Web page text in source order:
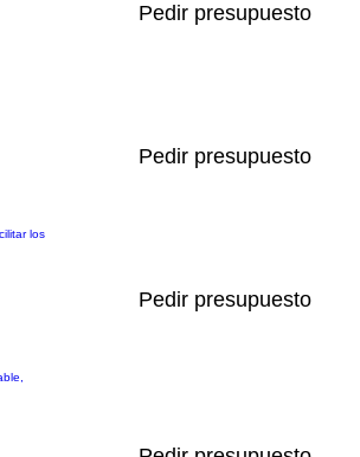
Pedir presupuesto
los
Pedir presupuesto
Pedir presupuesto